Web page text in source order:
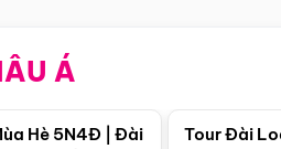
Á
Điểm nổi bật
Hè 5N4Đ | Đài
Tour Đài